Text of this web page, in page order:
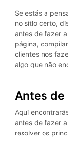
Se estás a
no sítio certo,
antes de fazer
página,
clientes nos
algo que não
Antes de
Aqui
antes de fazer
resolver os